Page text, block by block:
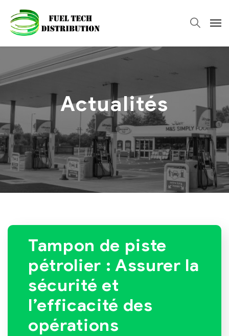
Actualités
Tampon de piste
pétrolier : Assurer la
sécurité et
l’efficacité des
opérations